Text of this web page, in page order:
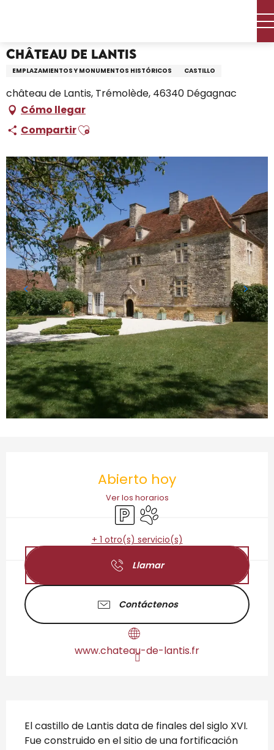
principal
Château de Lantis
EMPLAZAMIENTOS Y MONUMENTOS HISTÓRICOS CASTILLO
château de Lantis, Trémolède, 46340 Dégagnac
Cómo llegar
CompartirAjouter aux favoris
Abierto hoy
Ver los horarios
Aparcamiento
Se aceptan animales
+ 1 otro(s) servicio(s)
Llamar
Contáctenos
www.chateau-de-lantis.fr
El castillo de Lantis data de finales del siglo XVI.
Fue construido en el sitio de una fortificación